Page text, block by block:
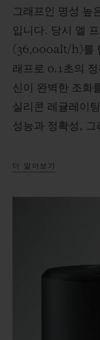
그래프인 명성 높
입니다. 당시 엘
(36,000alt/h)를
래프로 0.1초의
신이 완벽한 조화
실리콘 레귤레이
성능과 정확성,
더 알아보기